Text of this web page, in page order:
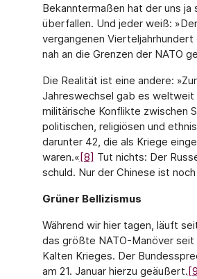
Bekanntermaßen hat der uns ja
überfallen. Und jeder weiß:
vergangenen Vierteljahrhundert
nah an die Grenzen der NATO
Die Realität ist eine andere:
Jahreswechsel gab es weltweit
militärische Konflikte zwischen
politischen, religiösen und
darunter 42, die als Kriege
waren.«[8] Tut nichts: Der
schuld. Nur der Chinese ist
Grüner Bellizismus
Während wir hier tagen, läuft
das größte NATO-Manöver seit
Kalten Krieges. Der
am 21. Januar hierzu geäußert.